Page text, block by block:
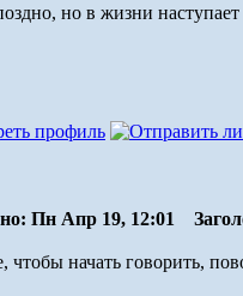
но в жизни
Пн Апр 19, 12:01
начать говорить,